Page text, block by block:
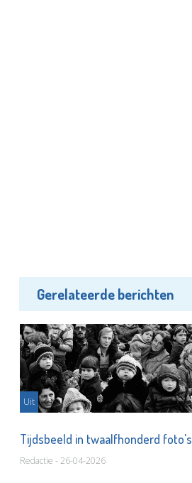
Gerelateerde berichten
Uit
Tijdsbeeld in twaalfhonderd foto's
Redactie - 26-04-2026